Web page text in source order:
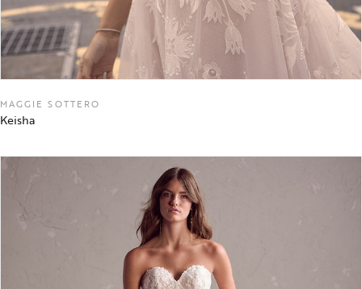
MAGGIE SOTTERO
Keisha